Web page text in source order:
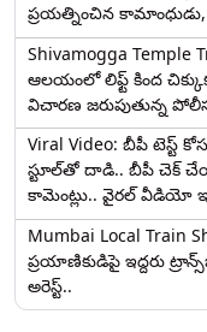
ప్రయత్నించిన కామాంధుడు,
Shivamogga
ఆలయంలో లిఫ్ట్ కింద
విచారణ జరుపుతున్న
Viral Video: బీపీ టెస్ట్‌
స్టూల్‌తో దాడి.. బీపీ చెక్
కామెంట్లు.. వైరల్ వీడియో
Mumbai Local Train
ప్రయాణికుడిపై ఇద్దరు
అరెస్ట్..